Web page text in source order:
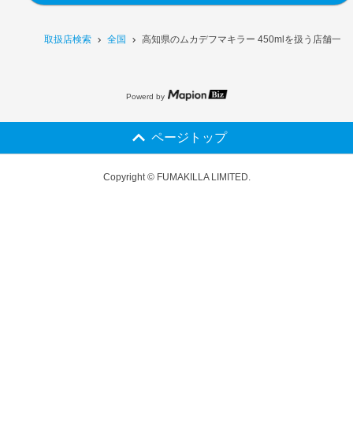
取扱店検索 全国 高知県のムカデフマキラー 450mlを扱う店舗一覧
Powerd by
ページトップ
Copyright © FUMAKILLA LIMITED.